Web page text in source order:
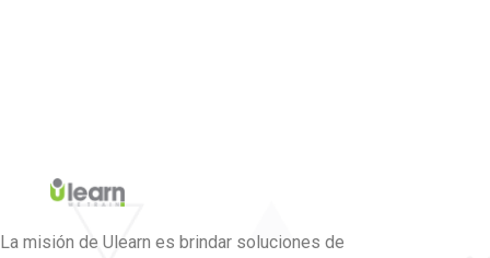
La misión de Ulearn es brindar soluciones de